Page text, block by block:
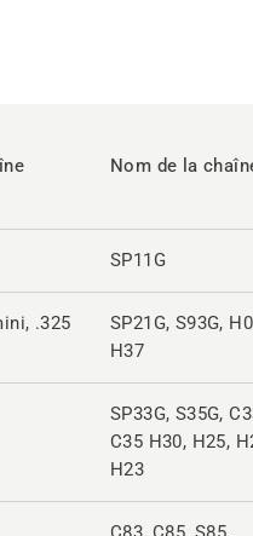
Nom de la
SP11G
.325
SP21G, S93G,
H37
SP33G, S35G,
C35 H30, H25,
H23